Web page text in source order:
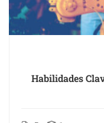
Habilidades